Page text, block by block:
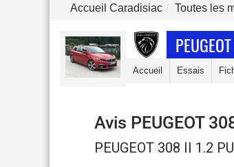
Accueil Caradisiac Toutes les
Accueil Essais
Avis PEUGEOT
PEUGEOT 308 II 1.2